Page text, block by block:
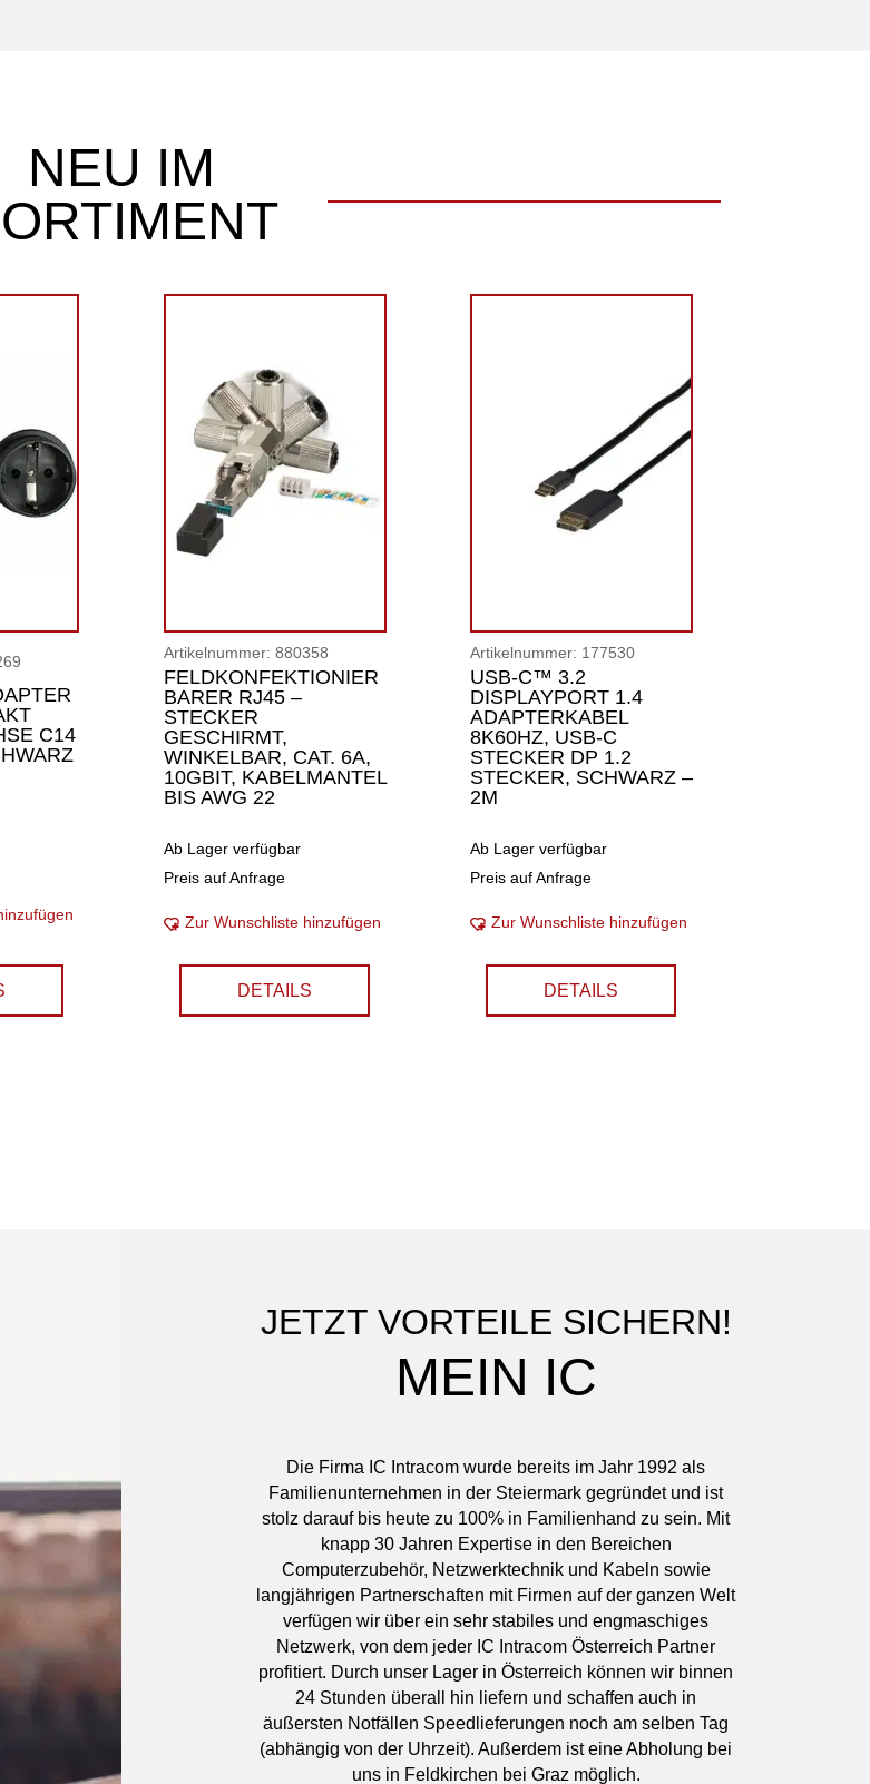
NEU IM
C14
Artikelnummer: 880358
FELDKONFEKTIONIER
BARER RJ45 –
STECKER
GESCHIRMT,
WINKELBAR, CAT. 6A,
10GBIT, KABELMANTEL
BIS AWG 22
Ab Lager verfügbar
Preis auf Anfrage
Zur Wunschliste hinzufügen
DETAILS
Artikelnummer: 177530
USB-C™ 3.2
DISPLAYPORT 1.4
ADAPTERKABEL
8K60HZ, USB-C
STECKER DP 1.2
STECKER, SCHWARZ –
2M
Ab Lager verfügbar
Preis auf Anfrage
Zur Wunschliste hinzufügen
DETAILS
JETZT VORTEILE SICHERN!
MEIN IC
Die Firma IC Intracom wurde bereits im Jahr 1992 als
Familienunternehmen in der Steiermark gegründet und ist
stolz darauf bis heute zu 100% in Familienhand zu sein. Mit
knapp 30 Jahren Expertise in den Bereichen
Computerzubehör, Netzwerktechnik und Kabeln sowie
langjährigen Partnerschaften mit Firmen auf der ganzen Welt
verfügen wir über ein sehr stabiles und engmaschiges
Netzwerk, von dem jeder IC Intracom Österreich Partner
profitiert. Durch unser Lager in Österreich können wir binnen
24 Stunden überall hin liefern und schaffen auch in
äußersten Notfällen Speedlieferungen noch am selben Tag
(abhängig von der Uhrzeit). Außerdem ist eine Abholung bei
uns in Feldkirchen bei Graz möglich.